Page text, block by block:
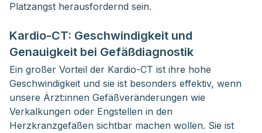
Platzangst herausfordernd sein.
Kardio-CT: Geschwindigkeit und
Genauigkeit bei Gefäßdiagnostik
Ein großer Vorteil der Kardio-CT ist ihre hohe
Geschwindigkeit und sie ist besonders effektiv, wenn
unsere Ärzt:innen Gefäßveränderungen wie
Verkalkungen oder Engstellen in den
Herzkranzgefäßen sichtbar machen wollen. Sie ist